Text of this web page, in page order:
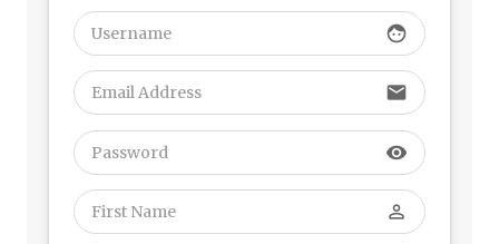
face
email
visibility
perm_identity